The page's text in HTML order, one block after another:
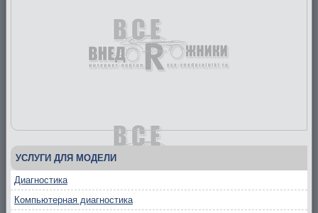
УСЛУГИ ДЛЯ МОДЕЛИ
Диагностика
Компьютерная диагностика